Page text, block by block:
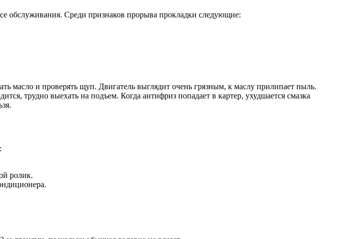
обслуживания. Среди признаков прорыва прокладки следующие:
масло и проверять щуп. Двигатель выглядит очень грязным, к маслу прилипает пыль.
трудно выехать на подъем. Когда антифриз попадает в картер, ухудшается смазка
ролик.